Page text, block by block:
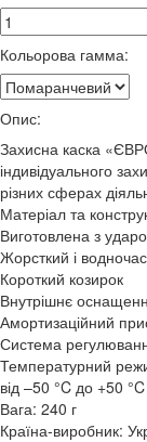
Кольорова гамма:
Опис:
Захисна каска
індивідуального
різних сферах
Матеріал та
Виготовлена з
Жорсткий і
Короткий козирок
Внутрішнє
Амортизаційний
Система
Температурний
від –50 °C до +50 °C
Вага: 240 г
Країна-виробник: